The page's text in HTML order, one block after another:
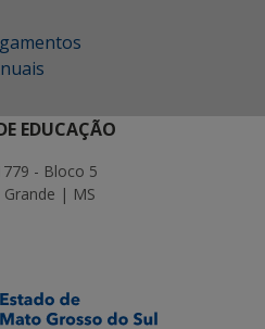
EDUCAÇÃO
- Bloco 5
Grande | MS